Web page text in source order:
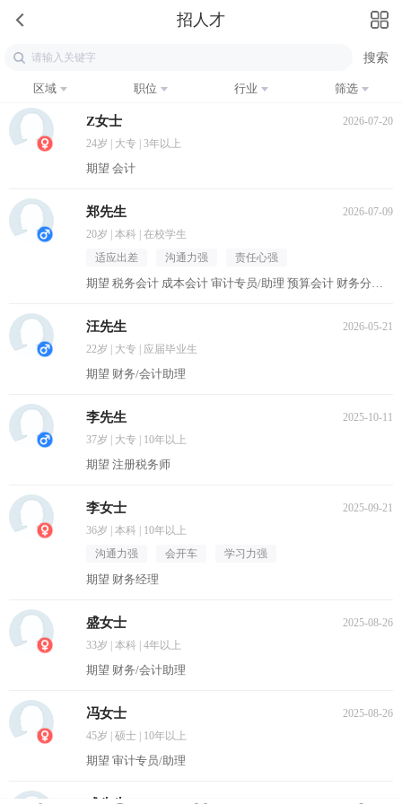
招人才
区域 职位 行业 筛选
Z女士
2026-07-20
24岁 | 大专 | 3年以上
期望 会计
郑先生
2026-07-09
20岁 | 本科 | 在校学生
适应出差
沟通力强 责任心强
期望 税务会计 成本会计 审计专员/助理 预算会计 财务分析员
汪先生
2026-05-21
22岁 | 大专 | 应届毕业生
期望 财务/会计助理
李先生
2025-10-11
37岁 | 大专 | 10年以上
期望 注册税务师
李女士
2025-09-21
36岁 | 本科 | 10年以上
沟通力强
会开车 学习力强
期望 财务经理
盛女士
2025-08-26
33岁 | 本科 | 4年以上
期望 财务/会计助理
冯女士
2025-08-26
45岁 | 硕士 | 10年以上
期望 审计专员/助理